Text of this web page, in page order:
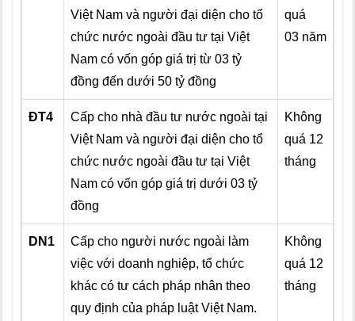
Việt Nam và người đại diện cho tổ
chức nước ngoài đầu tư tại Việt
Nam có vốn góp giá trị từ 03 tỷ
đồng đến dưới 50 tỷ đồng
quá
03 năm
ĐT4
Cấp cho nhà đầu tư nước ngoài tại
Việt Nam và người đại diện cho tổ
chức nước ngoài đầu tư tại Việt
Nam có vốn góp giá trị dưới 03 tỷ
đồng
Không
quá 12
tháng
DN1
Cấp cho người nước ngoài làm
việc với doanh nghiệp, tổ chức
khác có tư cách pháp nhân theo
quy định của pháp luật Việt Nam.
Không
quá 12
tháng